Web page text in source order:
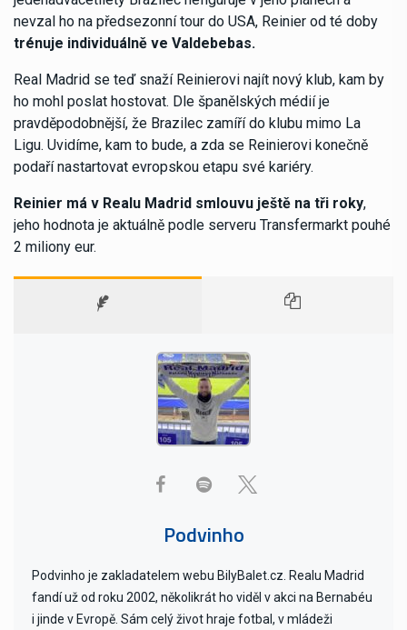
nevzal ho na předsezonní tour do USA, Reinier od té doby
trénuje individuálně ve Valdebebas.
Real Madrid se teď snaží Reinierovi najít nový klub, kam by
ho mohl poslat hostovat. Dle španělských médií je
pravděpodobnější, že Brazilec zamíří do klubu mimo La
Ligu. Uvidíme, kam to bude, a zda se Reinierovi konečně
podaří nastartovat evropskou etapu své kariéry.
Reinier má v Realu Madrid smlouvu ještě na tři roky,
jeho hodnota je aktuálně podle serveru Transfermarkt pouhé
2 miliony eur.
Podvinho
Podvinho je zakladatelem webu BilyBalet.cz. Realu Madrid
fandí už od roku 2002, několikrát ho viděl v akci na Bernabéu
i jinde v Evropě. Sám celý život hraje fotbal, v mládeži